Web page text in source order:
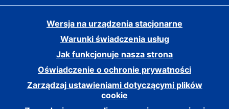
Wersja na urządzenia stacjonarne
Warunki świadczenia usług
Jak funkcjonuje nasza strona
Oświadczenie o ochronie prywatności
Zarządzaj ustawieniami dotyczącymi plików
cookie